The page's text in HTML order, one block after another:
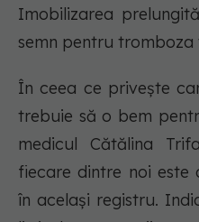
Imobilizarea
semn pentru
În ceea ce privește
trebuie să o bem
medicul Cătălina
fiecare dintre noi
în același registru.